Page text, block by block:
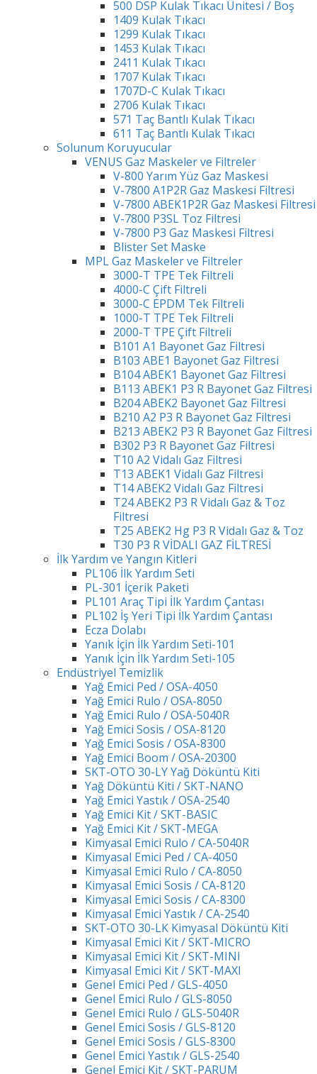
500 DSP Kulak Tıkacı Ünitesi / Boş
1409 Kulak Tıkacı
1299 Kulak Tıkacı
1453 Kulak Tıkacı
2411 Kulak Tıkacı
1707 Kulak Tıkacı
1707D-C Kulak Tıkacı
2706 Kulak Tıkacı
571 Taç Bantlı Kulak Tıkacı
611 Taç Bantlı Kulak Tıkacı
Solunum Koruyucular
VENUS Gaz Maskeler ve Filtreler
V-800 Yarım Yüz Gaz Maskesi
V-7800 A1P2R Gaz Maskesi Filtresi
V-7800 ABEK1P2R Gaz Maskesi Filtresi
V-7800 P3SL Toz Filtresi
V-7800 P3 Gaz Maskesi Filtresi
Blister Set Maske
MPL Gaz Maskeler ve Filtreler
3000-T TPE Tek Filtreli
4000-C Çift Filtreli
3000-C EPDM Tek Filtreli
1000-T TPE Tek Filtreli
2000-T TPE Çift Filtreli
B101 A1 Bayonet Gaz Filtresi
B103 ABE1 Bayonet Gaz Filtresi
B104 ABEK1 Bayonet Gaz Filtresi
B113 ABEK1 P3 R Bayonet Gaz Filtresi
B204 ABEK2 Bayonet Gaz Filtresi
B210 A2 P3 R Bayonet Gaz Filtresi
B213 ABEK2 P3 R Bayonet Gaz Filtresi
B302 P3 R Bayonet Gaz Filtresi
T10 A2 Vidalı Gaz Filtresi
T13 ABEK1 Vidalı Gaz Filtresi
T14 ABEK2 Vidalı Gaz Filtresi
T24 ABEK2 P3 R Vidalı Gaz & Toz
Filtresi
T25 ABEK2 Hg P3 R Vidalı Gaz & Toz
T30 P3 R VİDALI GAZ FİLTRESİ
İlk Yardım ve Yangın Kitleri
PL106 İlk Yardım Seti
PL-301 İçerik Paketi
PL101 Araç Tipi İlk Yardım Çantası
PL102 İş Yeri Tipi İlk Yardım Çantası
Ecza Dolabı
Yanık İçin İlk Yardım Seti-101
Yanık İçin İlk Yardım Seti-105
Endüstriyel Temizlik
Yağ Emici Ped / OSA-4050
Yağ Emici Rulo / OSA-8050
Yağ Emici Rulo / OSA-5040R
Yağ Emici Sosis / OSA-8120
Yağ Emici Sosis / OSA-8300
Yağ Emici Boom / OSA-20300
SKT-OTO 30-LY Yağ Döküntü Kiti
Yağ Döküntü Kiti / SKT-NANO
Yağ Emici Yastık / OSA-2540
Yağ Emici Kit / SKT-BASIC
Yağ Emici Kit / SKT-MEGA
Kimyasal Emici Rulo / CA-5040R
Kimyasal Emici Ped / CA-4050
Kimyasal Emici Rulo / CA-8050
Kimyasal Emici Sosis / CA-8120
Kimyasal Emici Sosis / CA-8300
Kimyasal Emici Yastık / CA-2540
SKT-OTO 30-LK Kimyasal Döküntü Kiti
Kimyasal Emici Kit / SKT-MICRO
Kimyasal Emici Kit / SKT-MINI
Kimyasal Emici Kit / SKT-MAXI
Genel Emici Ped / GLS-4050
Genel Emici Rulo / GLS-8050
Genel Emici Rulo / GLS-5040R
Genel Emici Sosis / GLS-8120
Genel Emici Sosis / GLS-8300
Genel Emici Yastık / GLS-2540
Genel Emici Kit / SKT-PARUM